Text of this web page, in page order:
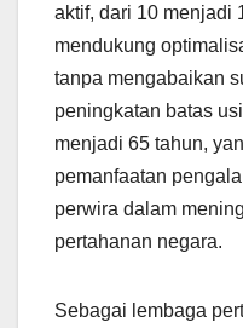
aktif, dari 10 menjadi
mendukung
tanpa mengabaikan
peningkatan batas
menjadi 65 tahun,
pemanfaatan
perwira dalam
pertahanan negara.
Sebagai lembaga